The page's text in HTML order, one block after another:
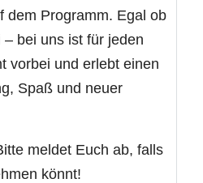
dem Programm. Egal ob
bei uns ist für jeden
vorbei und erlebt einen
Spaß und neuer
meldet Euch ab, falls
könnt!